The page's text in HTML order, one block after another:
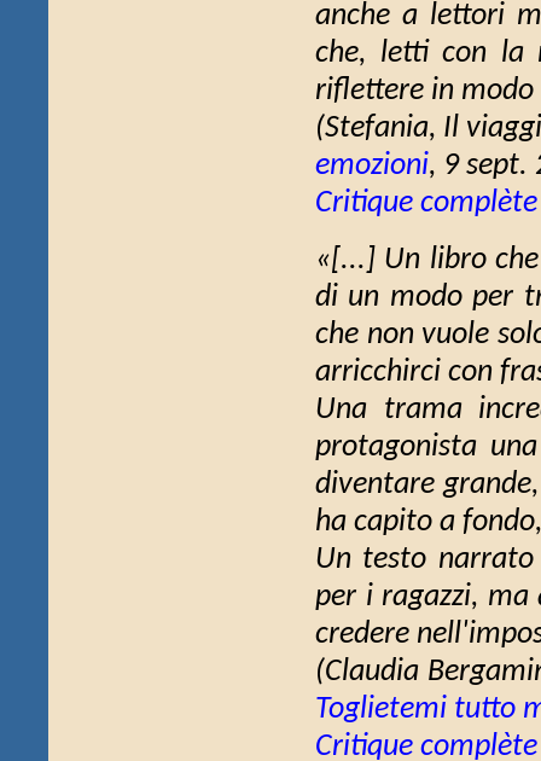
anche a lettori
che, letti con la
riflettere in
(Stefania, Il
emozioni, 9 sept.
Critique complète
«[...] Un libro
di un modo per
che non vuole
arricchirci con
Una trama
protagonista
diventare
ha capito a
Un testo narrato
per i ragazzi, ma
credere
(Claudia
Toglietemi tutto
Critique complète